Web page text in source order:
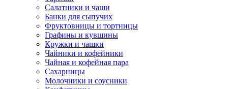
Салатники и чаши
Банки для сыпучих
Фруктовницы и тортницы
Графины и кувшины
Кружки и чашки
Чайники и кофейники
Чайная и кофейная пара
Сахарницы
Молочники и соусники